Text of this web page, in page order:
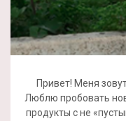
Привет! Меня
Люблю пробовать
продукты с не